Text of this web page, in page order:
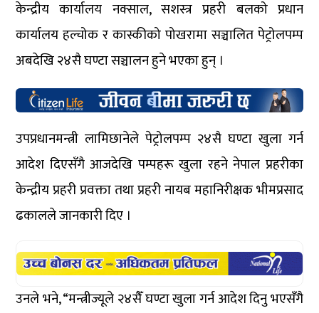
केन्द्रीय कार्यालय नक्साल, सशस्त्र प्रहरी बलको प्रधान
कार्यालय हल्चोक र कास्कीको पोखरामा सञ्चालित पेट्रोलपम्प
अबदेखि २४सै घण्टा सञ्चालन हुने भएका हुन् ।
उपप्रधानमन्त्री लामिछानेले पेट्रोलपम्प २४सै घण्टा खुला गर्न
आदेश दिएसँगै आजदेखि पम्पहरू खुला रहने नेपाल प्रहरीका
केन्द्रीय प्रहरी प्रवक्ता तथा प्रहरी नायब महानिरीक्षक भीमप्रसाद
ढकालले जानकारी दिए ।
उनले भने, “मन्त्रीज्यूले २४सैँ घण्टा खुला गर्न आदेश दिनु भएसँगै